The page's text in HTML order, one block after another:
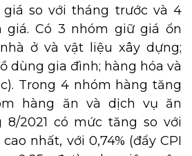
so với tháng trước và 4
giá. Có 3 nhóm giữ giá ổn
ở và vật liệu xây dựng;
dùng gia đình; hàng hóa và
Trong 4 nhóm hàng tăng
hàng ăn và dịch vụ ăn
8/2021 có mức tăng so với
nhất, với 0,74% (đẩy CPI